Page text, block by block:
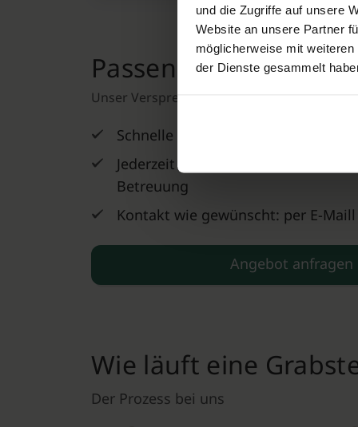
und die Zugriffe auf unsere
Website an unsere Partner
möglicherweise mit
der Dienste gesammelt
Passende,
Unser Versprechen
Schnelle Hilfe im Trauerfall
Jederzeit erreichbar, persönliche
Betreuung
Kontakt wie gewünscht: per E-
Angebot anfragen
Wie läuft eine
Der Prozess bei uns